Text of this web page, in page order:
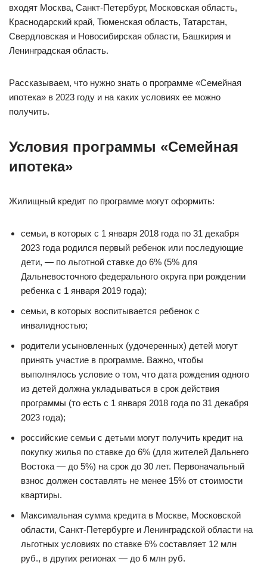
входят Москва, Санкт-Петербург, Московская область,
Краснодарский край, Тюменская область, Татарстан,
Свердловская и Новосибирская области, Башкирия и
Ленинградская область.
Рассказываем, что нужно знать о программе «Семейная
ипотека» в 2023 году и на каких условиях ее можно
получить.
Условия программы «Семейная
ипотека»
Жилищный кредит по программе могут оформить:
семьи, в которых с 1 января 2018 года по 31 декабря
2023 года родился первый ребенок или последующие
дети, — по льготной ставке до 6% (5% для
Дальневосточного федерального округа при рождении
ребенка с 1 января 2019 года);
семьи, в которых воспитывается ребенок с
инвалидностью;
родители усыновленных (удочеренных) детей могут
принять участие в программе. Важно, чтобы
выполнялось условие о том, что дата рождения одного
из детей должна укладываться в срок действия
программы (то есть с 1 января 2018 года по 31 декабря
2023 года);
российские семьи с детьми могут получить кредит на
покупку жилья по ставке до 6% (для жителей Дальнего
Востока — до 5%) на срок до 30 лет. Первоначальный
взнос должен составлять не менее 15% от стоимости
квартиры.
Максимальная сумма кредита в Москве, Московской
области, Санкт-Петербурге и Ленинградской области на
льготных условиях по ставке 6% составляет 12 млн
руб., в других регионах — до 6 млн руб.